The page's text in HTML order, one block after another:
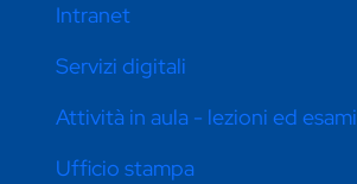
Intranet
Servizi digitali
Attività in aula - lezioni ed esami
Ufficio stampa